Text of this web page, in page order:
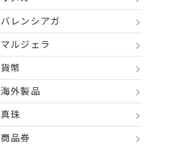
バレンシアガ
マルジェラ
貨幣
海外製品
真珠
商品券